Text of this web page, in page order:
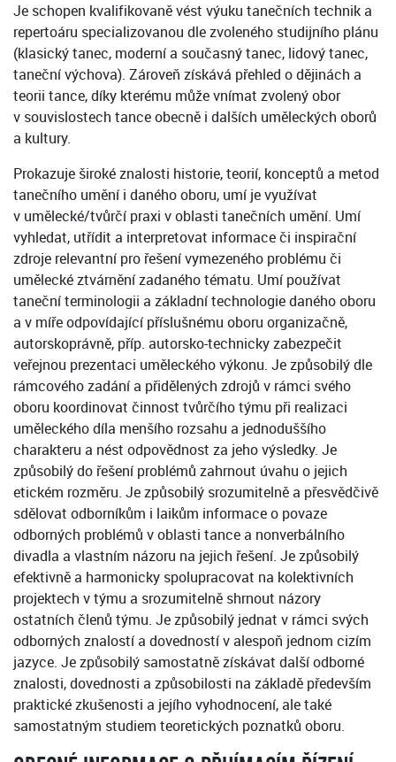
Je schopen kvalifikovaně vést výuku tanečních technik a
repertoáru specializovanou dle zvoleného studijního plánu
(klasický tanec, moderní a současný tanec, lidový tanec,
taneční výchova). Zároveň získává přehled o dějinách a
teorii tance, díky kterému může vnímat zvolený obor
v souvislostech tance obecně i dalších uměleckých oborů
a kultury.
Prokazuje široké znalosti historie, teorií, konceptů a metod
tanečního umění i daného oboru, umí je využívat
v umělecké/tvůrčí praxi v oblasti tanečních umění. Umí
vyhledat, utřídit a interpretovat informace či inspirační
zdroje relevantní pro řešení vymezeného problému či
umělecké ztvárnění zadaného tématu. Umí používat
taneční terminologii a základní technologie daného oboru
a v míře odpovídající příslušnému oboru organizačně,
autorskoprávně, příp. autorsko-technicky zabezpečit
veřejnou prezentaci uměleckého výkonu. Je způsobilý dle
rámcového zadání a přidělených zdrojů v rámci svého
oboru koordinovat činnost tvůrčího týmu při realizaci
uměleckého díla menšího rozsahu a jednoduššího
charakteru a nést odpovědnost za jeho výsledky. Je
způsobilý do řešení problémů zahrnout úvahu o jejich
etickém rozměru. Je způsobilý srozumitelně a přesvědčivě
sdělovat odborníkům i laikům informace o povaze
odborných problémů v oblasti tance a nonverbálního
divadla a vlastním názoru na jejich řešení. Je způsobilý
efektivně a harmonicky spolupracovat na kolektivních
projektech v týmu a srozumitelně shrnout názory
ostatních členů týmu. Je způsobilý jednat v rámci svých
odborných znalostí a dovedností v alespoň jednom cizím
jazyce. Je způsobilý samostatně získávat další odborné
znalosti, dovednosti a způsobilosti na základě především
praktické zkušenosti a jejího vyhodnocení, ale také
samostatným studiem teoretických poznatků oboru.